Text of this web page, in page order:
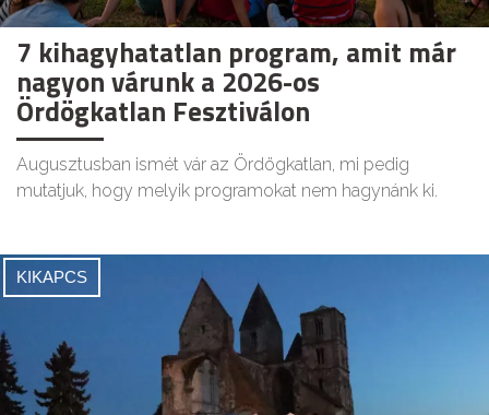
7 kihagyhatatlan program, amit már
nagyon várunk a 2026-os
Ördögkatlan Fesztiválon
Augusztusban ismét vár az Ördögkatlan, mi pedig
mutatjuk, hogy melyik programokat nem hagynánk ki.
KIKAPCS